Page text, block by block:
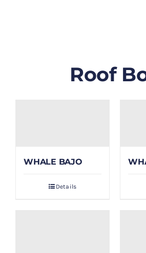
PAYMENT
Roof
WHALE BAJO
Details